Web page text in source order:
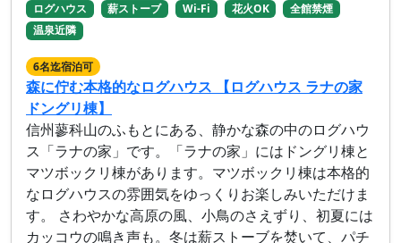
ログハウス
薪ストーブ Wi-Fi 花火OK
全館禁煙
温泉近隣
6名迄宿泊可
森に佇む本格的なログハウス 【ログハウス ラナの家
ドングリ棟】
信州蓼科山のふもとにある、静かな森の中のログハウ
ス「ラナの家」です。「ラナの家」にはドングリ棟と
マツボックリ棟があります。マツボックリ棟は本格的
なログハウスの雰囲気をゆっくりお楽しみいただけま
す。 さわやかな高原の風、小鳥のさえずり、初夏には
カッコウの鳴き声も。冬は薪ストーブを焚いて、パチ